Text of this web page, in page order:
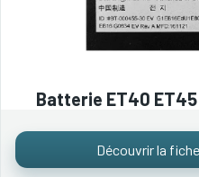
Batterie ET40
Découvrir la